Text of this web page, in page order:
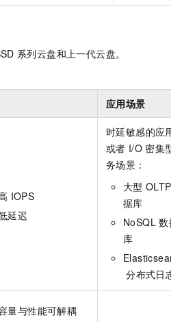
系列云盘和上一代云盘。
应用场景
IOPS
延迟
时延敏感的应用
或者 I/O 密集型
务场景：
大型 OLTP
据库
NoSQL 数据
库
分布式日志
量与性能可解耦